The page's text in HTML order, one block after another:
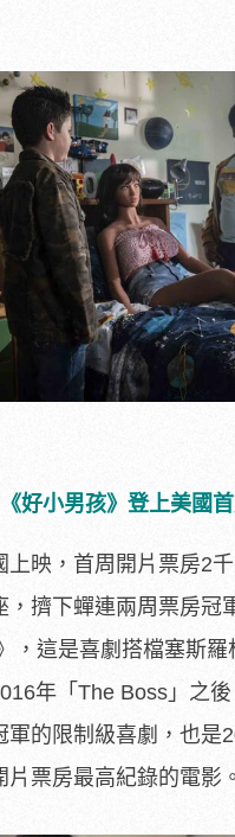
好小男孩》登上美國首
上映，首周開片票房2
，擠下蟬連兩周票房冠
，這是喜劇搭檔塞斯羅
年「The Boss」之
軍的限制級喜劇，也是
片票房最高紀錄的電影。